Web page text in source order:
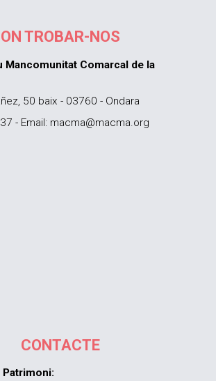
ON TROBAR-NOS
Mancomunitat Comarcal de la
50 baix - 03760 - Ondara
- Email: macma@macma.org
CONTACTE
Patrimoni: